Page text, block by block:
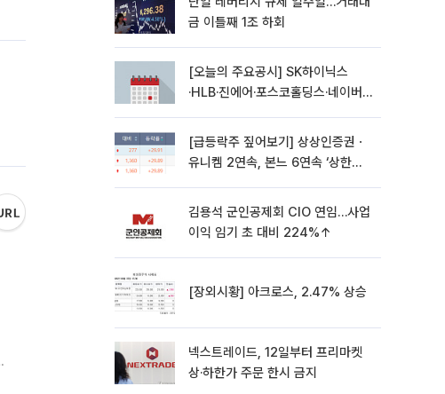
금 이틀째 1조 하회
[오늘의 주요공시] SK하이닉스
·HLB·진에어·포스코홀딩스·네이버·
[급등락주 짚어보기] 상상인증권ㆍ
유니켐 2연속, 본느 6연속 ‘상한
김용석 군인공제회 CIO 연임…사업
이익 임기 초 대비 224%↑
[장외시황] 아크로스, 2.47% 상승
넥스트레이드, 12일부터 프리마켓
상·하한가 주문 한시 금지